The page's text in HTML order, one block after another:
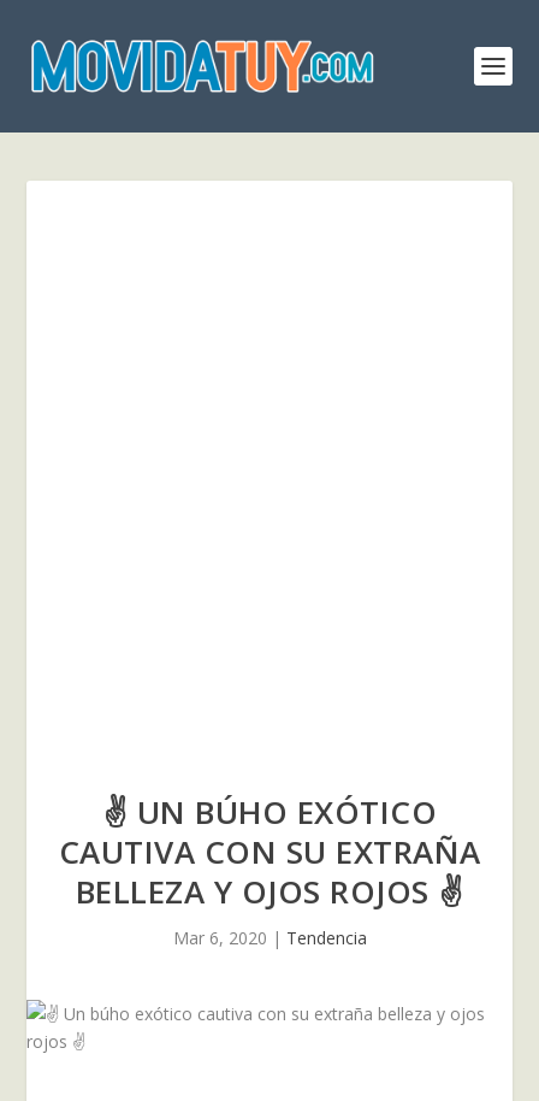
✌ UN BÚHO EXÓTICO
CAUTIVA CON SU EXTRAÑA
BELLEZA Y OJOS ROJOS ✌
Mar 6, 2020 | Tendencia